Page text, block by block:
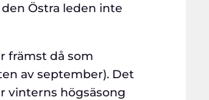
Östra leden inte
främst då som
av september). Det
vinterns högsäsong